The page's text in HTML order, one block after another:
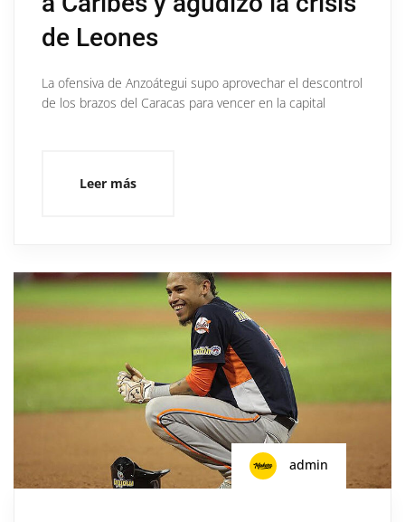
de Leones
La ofensiva de Anzoátegui supo aprovechar el descontrol
de los brazos del Caracas para vencer en la capital
Leer más
admin